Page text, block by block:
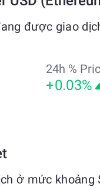
được giao
24h %
+0.03%
ở mức khoảng